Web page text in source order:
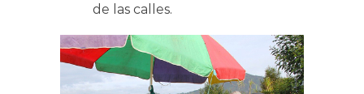
de las calles.